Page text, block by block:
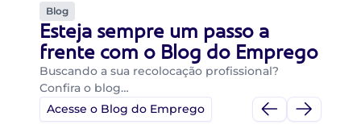
Blog
Esteja sempre um passo a
frente com o Blog do Emprego
Buscando a sua recolocação profissional?
Confira o blog…
Acesse o Blog do Emprego